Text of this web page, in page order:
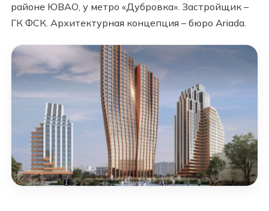
районе ЮВАО, у метро «Дубровка». Застройщик –
ГК ФСК. Архитектурная концепция – бюро Ariada.